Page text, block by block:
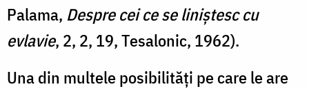
Palama, Despre cei ce se liniștesc cu
evlavie, 2, 2, 19, Tesalonic, 1962).
Una din multele posibilități pe care le are